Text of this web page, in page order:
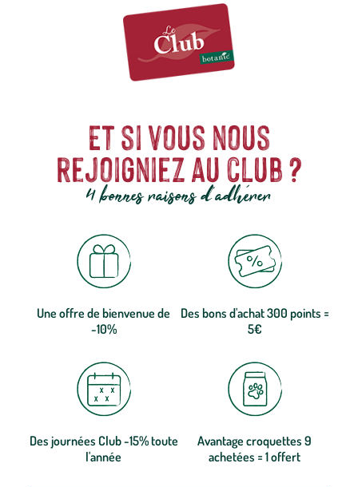
Et si vous nous
rejoigniez au club ?
4 bonnes raisons d'adhérer
Une offre de bienvenue de
-10%
Des bons d'achat 300 points =
5€
Des journées Club -15% toute
l'année
Avantage croquettes 9
achetées = 1 offert